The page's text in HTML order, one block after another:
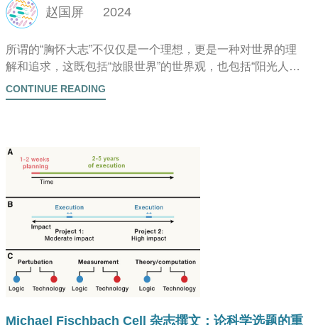
赵国屏 2024
所谓的“胸怀大志”不仅仅是一个理想，更是一种对世界的理
解和追求，这既包括“放眼世界”的世界观，也包括“阳光人
生”的人生观，但最重要的是永远的“改造自己”，因为这是实
现志向的必经之路。
CONTINUE READING
Michael Fischbach Cell 杂志撰文：论科学选题的重